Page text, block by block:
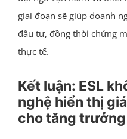
giai đoạn sẽ giúp doanh
đầu tư, đồng thời chứng
thực tế.
Kết luận: ESL
nghệ hiển thị
cho tăng